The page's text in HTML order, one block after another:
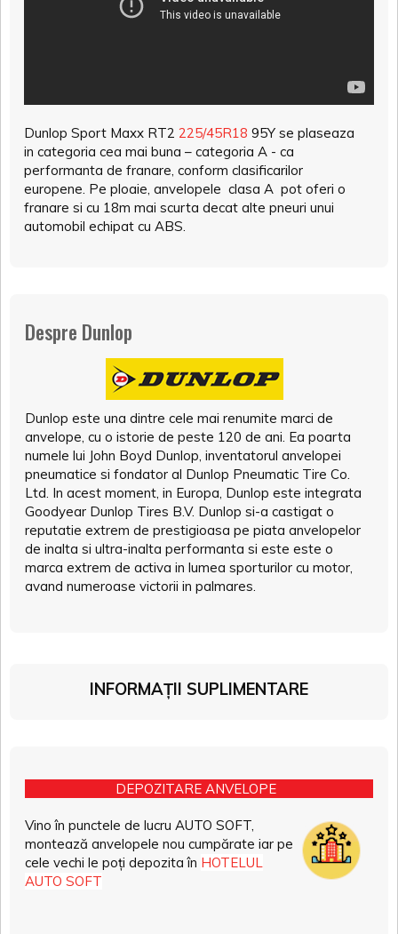
Dunlop Sport Maxx RT2 225/45R18 95Y se plaseaza
in categoria cea mai buna – categoria A - ca
performanta de franare, conform clasificarilor
europene. Pe ploaie, anvelopele clasa A pot oferi o
franare si cu 18m mai scurta decat alte pneuri unui
automobil echipat cu ABS.
Despre Dunlop
Dunlop este una dintre cele mai renumite marci de
anvelope, cu o istorie de peste 120 de ani. Ea poarta
numele lui John Boyd Dunlop, inventatorul anvelopei
pneumatice si fondator al Dunlop Pneumatic Tire Co.
Ltd. In acest moment, in Europa, Dunlop este integrata
Goodyear Dunlop Tires B.V. Dunlop si-a castigat o
reputatie extrem de prestigioasa pe piata anvelopelor
de inalta si ultra-inalta performanta si este este o
marca extrem de activa in lumea sporturilor cu motor,
avand numeroase victorii in palmares.
INFORMAȚII SUPLIMENTARE
DEPOZITARE ANVELOPE
Vino în punctele de lucru AUTO SOFT,
montează anvelopele nou cumpărate iar pe
cele vechi le poți depozita în HOTELUL
AUTO SOFT